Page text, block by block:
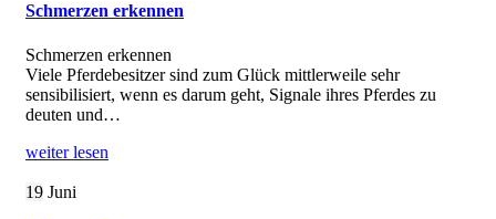
Schmerzen erkennen
Schmerzen erkennen
Viele Pferdebesitzer sind zum Glück mittlerweile sehr
sensibilisiert, wenn es darum geht, Signale ihres Pferdes zu
deuten und…
weiter lesen
19 Juni